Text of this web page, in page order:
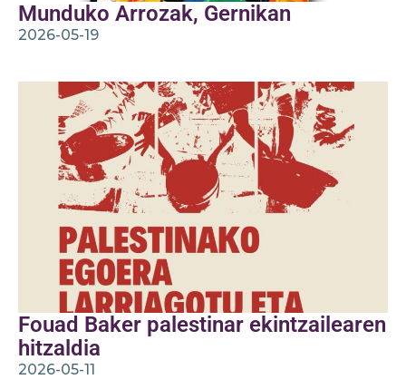
Munduko Arrozak, Gernikan
2026-05-19
Fouad Baker palestinar ekintzailearen
hitzaldia
2026-05-11